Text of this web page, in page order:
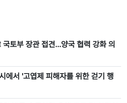
토부 장관 접견…양국 협력 강화 의
에서 '고엽제 피해자를 위한 걷기 행